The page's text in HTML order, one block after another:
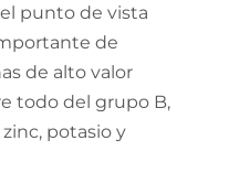
punto de vista
de
de alto valor
todo del grupo B,
potasio y